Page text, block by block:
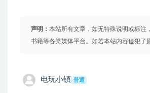
声明： 本站所有文章，如无特殊说明或标注
书籍等各类媒体平台。如若本站内容侵犯了
电玩小镇 普通